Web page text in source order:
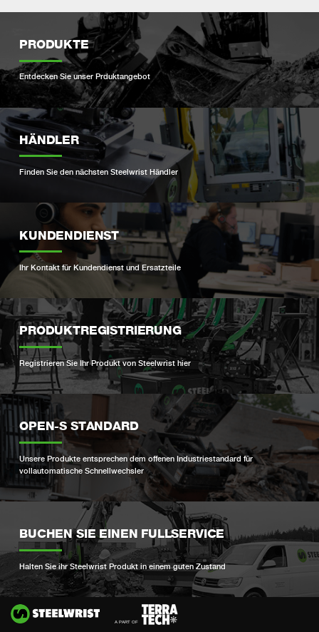
PRODUKTE
Entdecken Sie unser Prduktangebot
HÄNDLER
Finden Sie den nächsten Steelwrist Händler
KUNDENDIENST
Ihr Kontakt für Kundendienst und Ersatzteile
PRODUKTREGISTRIERUNG
Registrieren Sie Ihr Produkt von Steelwrist hier
OPEN-S STANDARD
Unsere Produkte entsprechen dem offenen Industriestandard für
vollautomatische Schnellwechsler
BUCHEN SIE EINEN FULLSERVICE
Halten Sie ihr Steelwrist Produkt in einem guten Zustand